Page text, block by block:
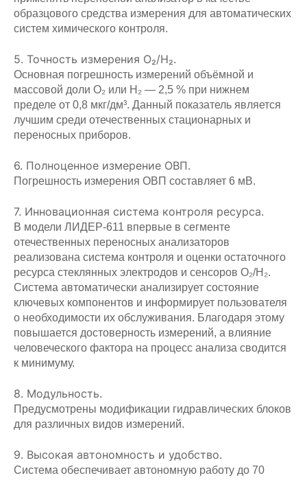
образцового средства измерения для автоматических
систем химического контроля.
5. Точность измерения O₂/H₂.
Основная погрешность измерений объёмной и
массовой доли O₂ или H₂ — 2,5 % при нижнем
пределе от 0,8 мкг/дм³. Данный показатель является
лучшим среди отечественных стационарных и
переносных приборов.
6. Полноценное измерение ОВП.
Погрешность измерения ОВП составляет 6 мВ.
7. Инновационная система контроля ресурса.
В модели ЛИДЕР‑611 впервые в сегменте
отечественных переносных анализаторов
реализована система контроля и оценки остаточного
ресурса стеклянных электродов и сенсоров O₂/H₂.
Система автоматически анализирует состояние
ключевых компонентов и информирует пользователя
о необходимости их обслуживания. Благодаря этому
повышается достоверность измерений, а влияние
человеческого фактора на процесс анализа сводится
к минимуму.
8. Модульность.
Предусмотрены модификации гидравлических блоков
для различных видов измерений.
9. Высокая автономность и удобство.
Система обеспечивает автономную работу до 70